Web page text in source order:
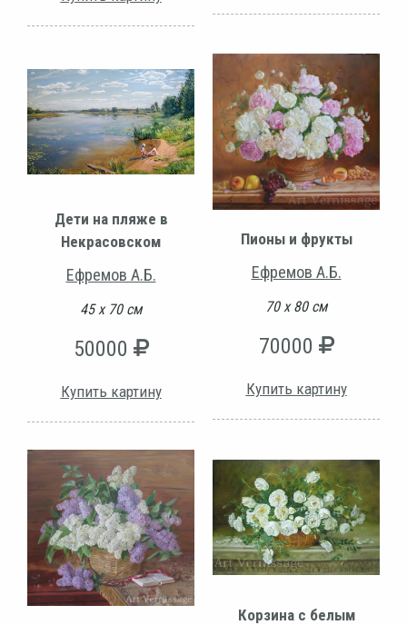
Дети на пляже в
Некрасовском
Ефремов А.Б.
45 х 70 см
50000
Купить картину
Пионы и фрукты
Ефремов А.Б.
70 х 80 см
70000
Купить картину
Корзина с белым